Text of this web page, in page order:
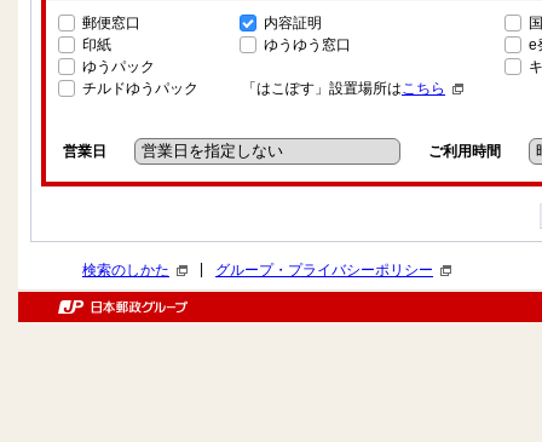
郵便窓口
印紙
ゆうパック
チルドゆうパック
内容証明
ゆうゆう窓口
「はこぽす」設置場所はこちら
e
営業日 ご利用時間
検索のしかた グループ・プライバシーポリシー